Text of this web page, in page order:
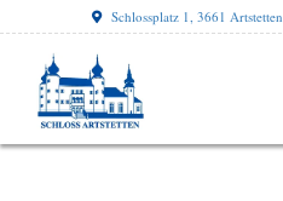
Schlossplatz 1, 3661 Artstetten